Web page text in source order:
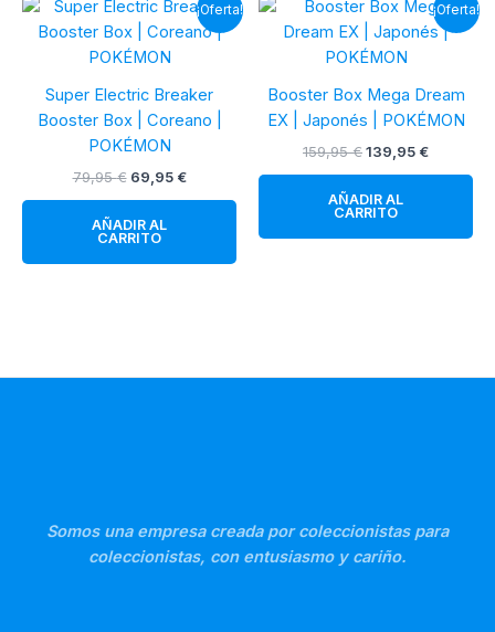
¡Oferta!
Super Electric Breaker
Booster Box | Coreano |
POKÉMON
79,95€ El
era:
69,95 €El
AÑADIR AL
CARRITO
¡Oferta!
Booster Box Mega Dream
EX | Japonés | POKÉMON
159,95€El
era:
139,95 €El
AÑADIR AL
CARRITO
Somos una empresa creada por coleccionistas para
coleccionistas, con entusiasmo y cariño.